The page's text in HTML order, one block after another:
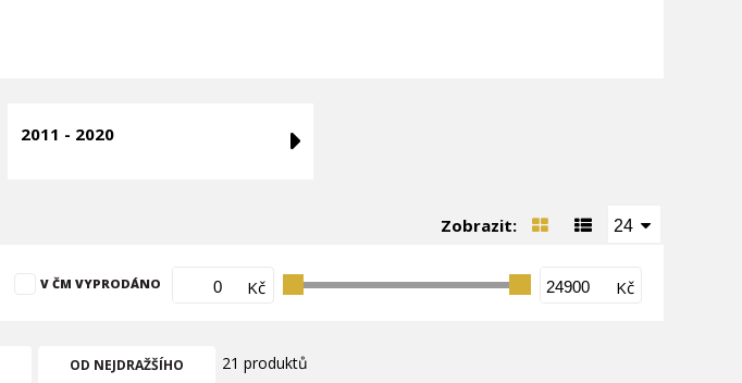
2011 - 2020
Zobrazit: 24
V ČM VYPRODÁNO Kč Kč
OD NEJDRAŽŠÍHO 21 produktů